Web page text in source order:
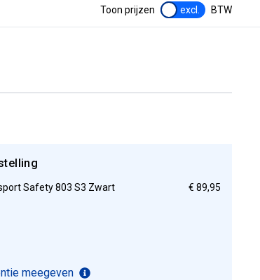
Toon prijzen excl. BTW
Safety 803 S3 Zwart
€ 89,95
meegeven